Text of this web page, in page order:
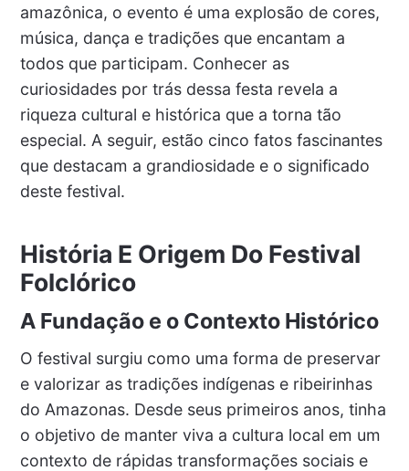
amazônica, o evento é uma explosão de cores,
música, dança e tradições que encantam a
todos que participam. Conhecer as
curiosidades por trás dessa festa revela a
riqueza cultural e histórica que a torna tão
especial. A seguir, estão cinco fatos fascinantes
que destacam a grandiosidade e o significado
deste festival.
História E Origem Do Festival
Folclórico
A Fundação e o Contexto Histórico
O festival surgiu como uma forma de preservar
e valorizar as tradições indígenas e ribeirinhas
do Amazonas. Desde seus primeiros anos, tinha
o objetivo de manter viva a cultura local em um
contexto de rápidas transformações sociais e